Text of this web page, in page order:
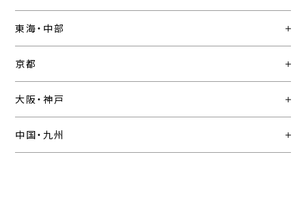
東海・中部
京都
大阪・神戸
中国・九州